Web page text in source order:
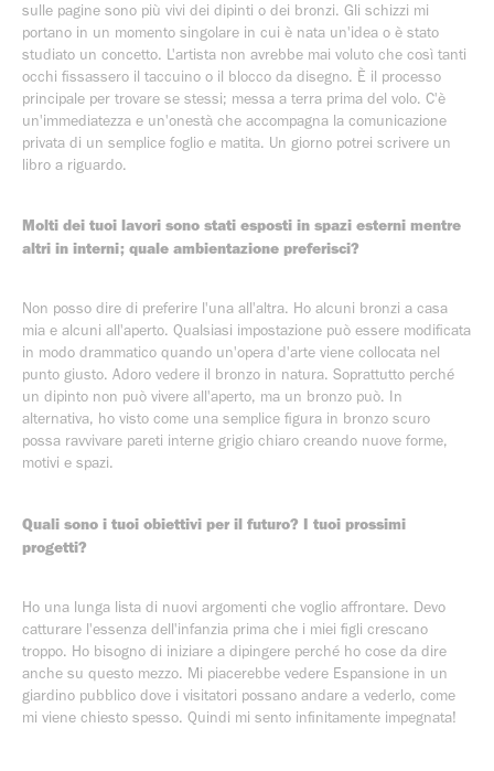
sulle pagine sono più vivi dei dipinti o dei bronzi. Gli schizzi mi
portano in un momento singolare in cui è nata un'idea o è stato
studiato un concetto. L'artista non avrebbe mai voluto che così tanti
occhi fissassero il taccuino o il blocco da disegno. È il processo
principale per trovare se stessi; messa a terra prima del volo. C'è
un'immediatezza e un'onestà che accompagna la comunicazione
privata di un semplice foglio e matita. Un giorno potrei scrivere un
libro a riguardo.
Molti dei tuoi lavori sono stati esposti in spazi esterni mentre
altri in interni; quale ambientazione preferisci?
Non posso dire di preferire l'una all'altra. Ho alcuni bronzi a casa
mia e alcuni all'aperto. Qualsiasi impostazione può essere modificata
in modo drammatico quando un'opera d'arte viene collocata nel
punto giusto. Adoro vedere il bronzo in natura. Soprattutto perché
un dipinto non può vivere all'aperto, ma un bronzo può. In
alternativa, ho visto come una semplice figura in bronzo scuro
possa ravvivare pareti interne grigio chiaro creando nuove forme,
motivi e spazi.
Quali sono i tuoi obiettivi per il futuro? I tuoi prossimi
progetti?
Ho una lunga lista di nuovi argomenti che voglio affrontare. Devo
catturare l'essenza dell'infanzia prima che i miei figli crescano
troppo. Ho bisogno di iniziare a dipingere perché ho cose da dire
anche su questo mezzo. Mi piacerebbe vedere Espansione in un
giardino pubblico dove i visitatori possano andare a vederlo, come
mi viene chiesto spesso. Quindi mi sento infinitamente impegnata!